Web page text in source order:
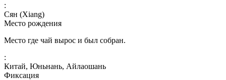
:
Сян (Xiang)
Место рождения
Место где чай вырос и был собран.
:
Китай, Юньнань, Айлаошань
Фиксация